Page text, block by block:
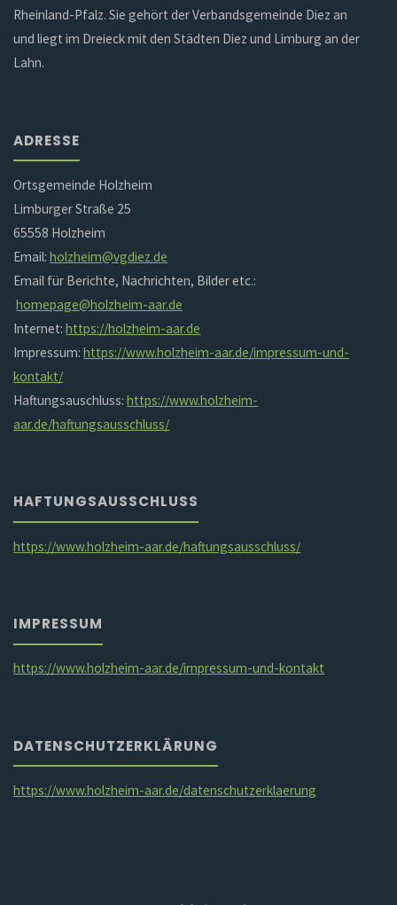
Rheinland-Pfalz. Sie gehört der Verbandsgemeinde Diez an
und liegt im Dreieck mit den Städten Diez und Limburg an der
Lahn.
ADRESSE
Ortsgemeinde Holzheim
Limburger Straße 25
65558 Holzheim
Email:holzheim@vgdiez.de
Email für Berichte, Nachrichten, Bilder etc.:
homepage@holzheim-aar.de
Internet:https://holzheim-aar.de
Impressum:https://www.holzheim-aar.de/impressum-und-
kontakt/
Haftungsauschluss:https://www.holzheim-
aar.de/haftungsausschluss/
HAFTUNGSAUSSCHLUSS
https://www.holzheim-aar.de/haftungsausschluss/
IMPRESSUM
https://www.holzheim-aar.de/impressum-und-kontakt
DATENSCHUTZERKLÄRUNG
https://www.holzheim-aar.de/datenschutzerklaerung